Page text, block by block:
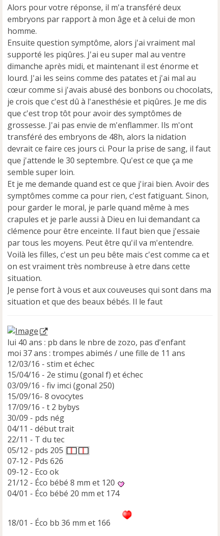
e
n
o
n
l
u
Alors pour votre réponse, il m'a transféré deux
embryons par rapport à mon âge et à celui de mon
homme.
Ensuite question symptôme, alors j'ai vraiment mal
supporté les piqûres. J'ai eu super mal au ventre
dimanche après midi, et maintenant il est énorme et
lourd. J'ai les seins comme des patates et j'ai mal au
cœur comme si j'avais abusé des bonbons ou chocolats,
je crois que c'est dû à l'anesthésie et piqûres. Je me dis
que c'est trop tôt pour avoir des symptômes de
grossesse. J'ai pas envie de m'enflammer. Ils m'ont
transféré des embryons de 48h, alors la nidation
devrait ce faire ces jours ci. Pour la prise de sang, il faut
que j'attende le 30 septembre. Qu'est ce que ça me
semble super loin.
Et je me demande quand est ce que j'irai bien. Avoir des
symptômes comme ca pour rien, c'est fatiguant. Sinon,
pour garder le moral, je parle quand même à mes
crapules et je parle aussi à Dieu en lui demandant ca
clémence pour être enceinte. Il faut bien que j'essaie
par tous les moyens. Peut être qu'il va m'entendre.
Voilà les filles, c'est un peu bête mais c'est comme ca et
on est vraiment très nombreuse à etre dans cette
situation.
Je pense fort à vous et aux couveuses qui sont dans ma
situation et que des beaux bébés. Il le faut
lui 40 ans : pb dans le nbre de zozo, pas d'enfant
moi 37 ans : trompes abimés / une fille de 11 ans
12/03/16 - stim et échec
15/04/16 - 2e stimu (gonal f) et échec
03/09/16 - fiv imci (gonal 250)
15/09/16- 8 ovocytes
17/09/16 - t 2 bybys
30/09 - pds nég
04/11 - début trait
22/11 - T du tec
05/12 - pds 205
07-12 - Pds 626
09-12 - Eco ok
21/12 - Éco bébé 8 mm et 120
04/01 - Éco bébé 20 mm et 174
18/01 - Éco bb 36 mm et 166